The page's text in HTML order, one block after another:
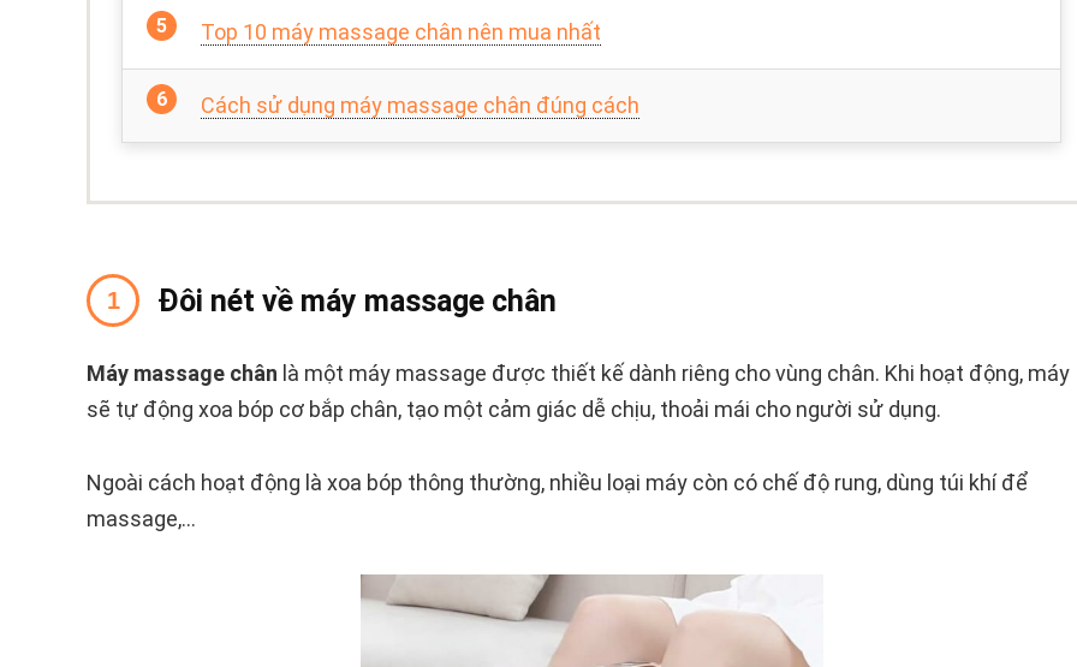
Top 10 máy massage chân nên mua nhất
Cách sử dụng máy massage chân đúng cách
Đôi nét về máy massage chân
Máy massage chân là một máy massage được thiết kế dành riêng cho vùng chân. Khi hoạt động, máy
sẽ tự động xoa bóp cơ bắp chân, tạo một cảm giác dễ chịu, thoải mái cho người sử dụng.
Ngoài cách hoạt động là xoa bóp thông thường, nhiều loại máy còn có chế độ rung, dùng túi khí để
massage,…